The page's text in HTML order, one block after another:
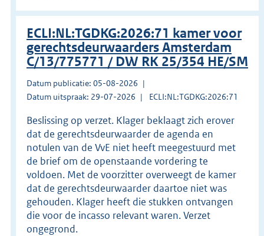
ECLI:NL:TGDKG:2026:71 kamer voor
gerechtsdeurwaarders Amsterdam
C/13/775771 / DW RK 25/354 HE/SM
Datum publicatie: 05-08-2026
Datum uitspraak: 29-07-2026
ECLI:NL:TGDKG:2026:71
Beslissing op verzet. Klager beklaagt zich erover
dat de gerechtsdeurwaarder de agenda en
notulen van de VvE niet heeft meegestuurd met
de brief om de openstaande vordering te
voldoen. Met de voorzitter overweegt de kamer
dat de gerechtsdeurwaarder daartoe niet was
gehouden. Klager heeft die stukken ontvangen
die voor de incasso relevant waren. Verzet
ongegrond.